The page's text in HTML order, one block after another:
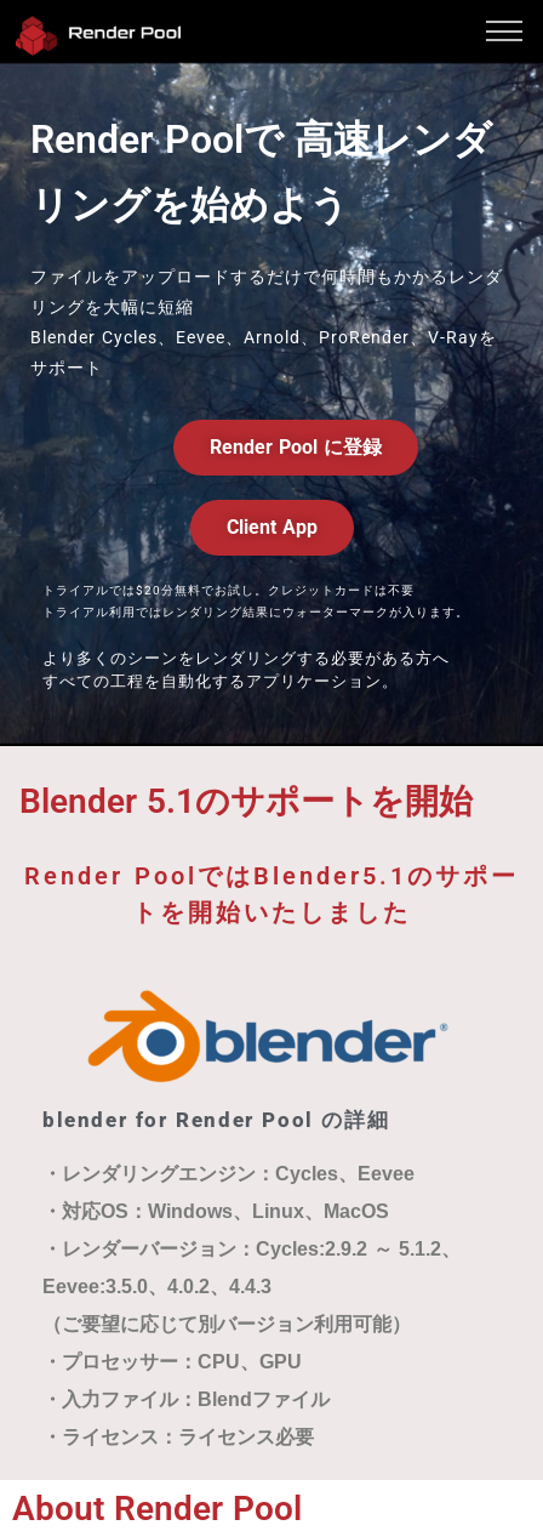
料金
対応ソフト
使い方
Client App
ブログ
サインイン
お問い合わせ
Twitter
Render Poolで 高速レンダ
リングを始めよう
ファイルをアップロードするだけで何時間もかかるレンダ
リングを大幅に短縮
Blender Cycles、Eevee、Arnold、ProRender、V-Rayを
サポート
Render Pool に登録
Client App
トライアルでは$20分無料でお試し。クレジットカードは不要
トライアル利用ではレンダリング結果にウォーターマークが入ります。
より多くのシーンをレンダリングする必要がある方へ
すべての工程を自動化するアプリケーション。
Blender 5.1のサポートを開始
Render PoolではBlender5.1のサポー
トを開始いたしました
blender for Render Pool の詳細
・レンダリングエンジン：Cycles、Eevee
・対応OS：Windows、Linux、MacOS
・レンダーバージョン：Cycles:2.9.2 ～ 5.1.2、
Eevee:3.5.0、4.0.2、4.4.3
（ご要望に応じて別バージョン利用可能）
・プロセッサー：CPU、GPU
・入力ファイル：Blendファイル
・ライセンス：ライセンス必要
About Render Pool